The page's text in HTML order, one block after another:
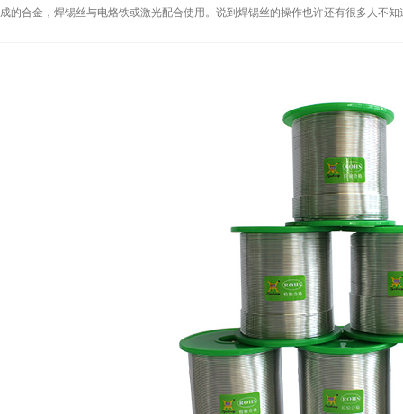
成的合金，焊锡丝与电烙铁或激光配合使用。说到焊锡丝的操作也许还有很多人不